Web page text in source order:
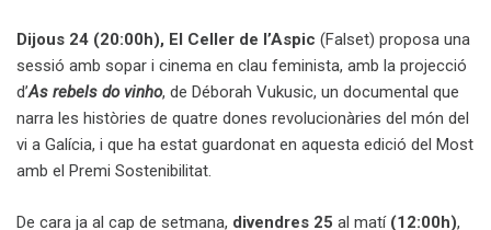
Dijous 24 (20:00h), El Celler de l’Aspic (Falset) proposa una
sessió amb sopar i cinema en clau feminista, amb la projecció
d’As rebels do vinho, de Déborah Vukusic, un documental que
narra les històries de quatre dones revolucionàries del món del
vi a Galícia, i que ha estat guardonat en aquesta edició del Most
amb el Premi Sostenibilitat.
De cara ja al cap de setmana, divendres 25 al matí (12:00h),